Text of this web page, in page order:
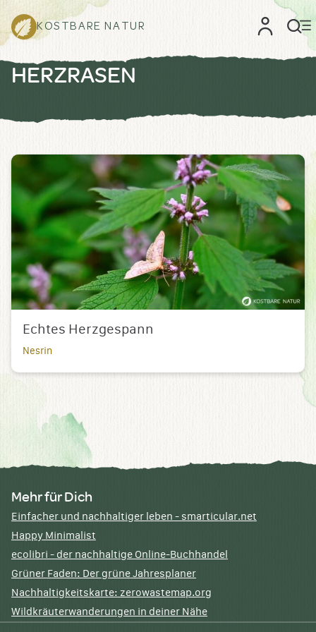
KOSTBARE NATUR
HERZRASEN
Echtes Herzgespann
Nesrin
Mehr für Dich
Einfacher und nachhaltiger leben - smarticular.net
Happy Minimalist
ecolibri - der nachhaltige Online-Buchhandel
Grüner Faden: Der grüne Jahresplaner
Nachhaltigkeitskarte: zerowastemap.org
Wildkräuterwanderungen in deiner Nähe